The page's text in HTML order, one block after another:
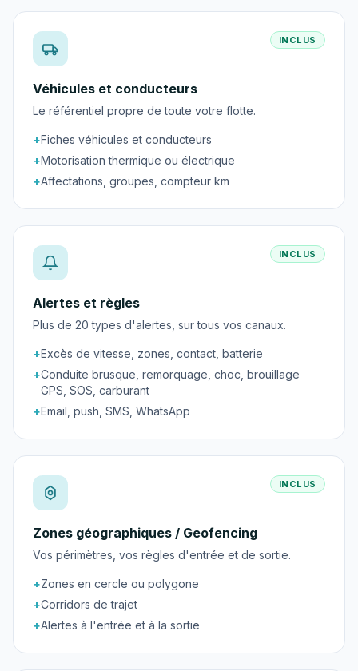
INCLUS
Véhicules et conducteurs
Le référentiel propre de toute votre flotte.
+Fiches véhicules et conducteurs
+Motorisation thermique ou électrique
+Affectations, groupes, compteur km
INCLUS
Alertes et règles
Plus de 20 types d'alertes, sur tous vos canaux.
+Excès de vitesse, zones, contact, batterie
+Conduite brusque, remorquage, choc, brouillage
GPS, SOS, carburant
+Email, push, SMS, WhatsApp
INCLUS
Zones géographiques / Geofencing
Vos périmètres, vos règles d'entrée et de sortie.
+Zones en cercle ou polygone
+Corridors de trajet
+Alertes à l'entrée et à la sortie